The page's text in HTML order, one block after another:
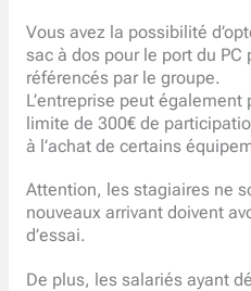
Vous avez la possibilité
sac à dos pour le port du
référencés par le groupe.
L’entreprise peut
limite de 300€ de
à l’achat de certains
Attention, les stagiaires ne
nouveaux arrivant doivent
d’essai.
De plus, les salariés ayant